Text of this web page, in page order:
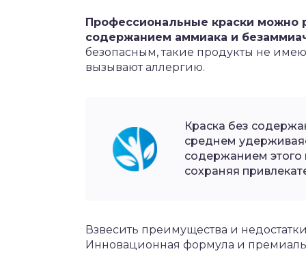
Профессиональные краски можно
содержанием аммиака и
безопасным, такие продукты не
вызывают аллергию.
Краска без
среднем
содержанием этого
сохраняя
Взвесить преимущества и
Инновационная формула и